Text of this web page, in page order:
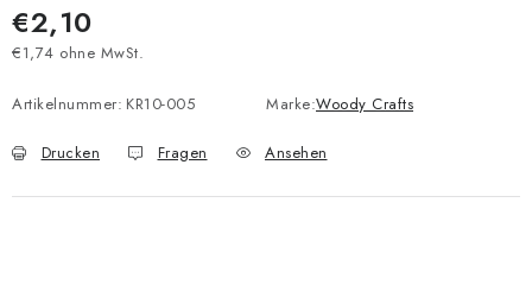
€2,10
€1,74 ohne MwSt.
Artikelnummer: KR10-005 Marke:Woody Crafts
Drucken Fragen Ansehen